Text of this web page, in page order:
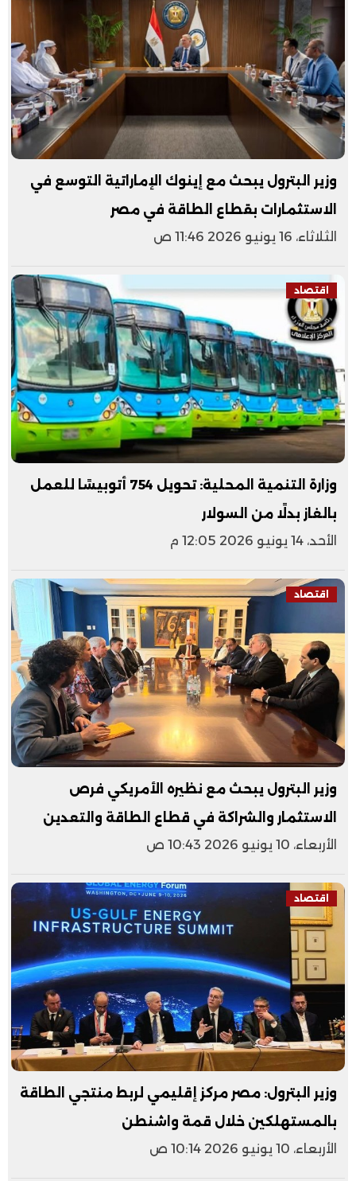
وزير البترول يبحث مع إينوك الإماراتية التوسع في
الاستثمارات بقطاع الطاقة في مصر
الثلاثاء، 16 يونيو 2026 11:46 ص
اقتصاد
وزارة التنمية المحلية: تحويل 754 أتوبيسًا للعمل
بالغاز بدلًا من السولار
الأحد، 14 يونيو 2026 12:05 م
اقتصاد
وزير البترول يبحث مع نظيره الأمريكي فرص
الاستثمار والشراكة في قطاع الطاقة والتعدين
الأربعاء، 10 يونيو 2026 10:43 ص
اقتصاد
وزير البترول: مصر مركز إقليمي لربط منتجي الطاقة
بالمستهلكين خلال قمة واشنطن
الأربعاء، 10 يونيو 2026 10:14 ص